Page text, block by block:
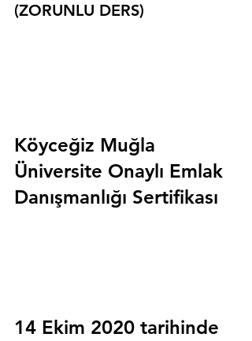
(ZORUNLU DERS)
Köyceğiz Muğla
Üniversite Onaylı Emlak
Danışmanlığı Sertifikası
14 Ekim 2020 tarihinde